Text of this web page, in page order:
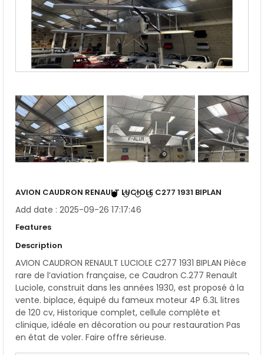
AVION CAUDRON RENAULT LUCIOLE C277 1931 BIPLAN
Add date : 2025-09-26 17:17:46
Features
Description
AVION CAUDRON RENAULT LUCIOLE C277 1931 BIPLAN Pièce
rare de l’aviation française, ce Caudron C.277 Renault
Luciole, construit dans les années 1930, est proposé à la
vente. biplace, équipé du fameux moteur 4P 6.3L litres
de 120 cv, Historique complet, cellule complète et
clinique, idéale en décoration ou pour restauration Pas
en état de voler. Faire offre sérieuse.